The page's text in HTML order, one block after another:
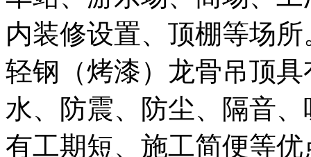
内装修设置、顶棚等场所
轻钢（烤漆）龙骨吊顶
水、防震、防尘、隔音
有工期短、施工简便等优